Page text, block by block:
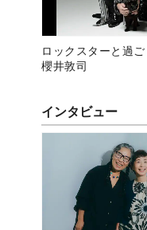
ロックスターと過ご
櫻井敦司
インタビュー